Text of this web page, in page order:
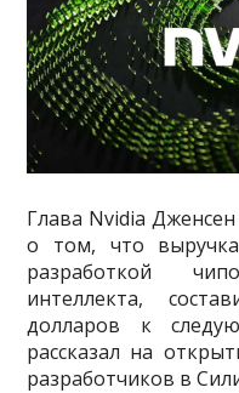
Глава Nvidia
о том, что
разработкой
интеллекта,
долларов к
рассказал на
разработчиков в